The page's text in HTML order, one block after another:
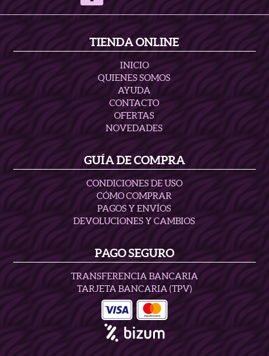
TIENDA ONLINE
INICIO
QUIENES SOMOS
AYUDA
CONTACTO
OFERTAS
NOVEDADES
GUÍA DE COMPRA
CONDICIONES DE USO
CÓMO COMPRAR
PAGOS Y ENVÍOS
DEVOLUCIONES Y CAMBIOS
PAGO SEGURO
TRANSFERENCIA BANCARIA
TARJETA BANCARIA (TPV)